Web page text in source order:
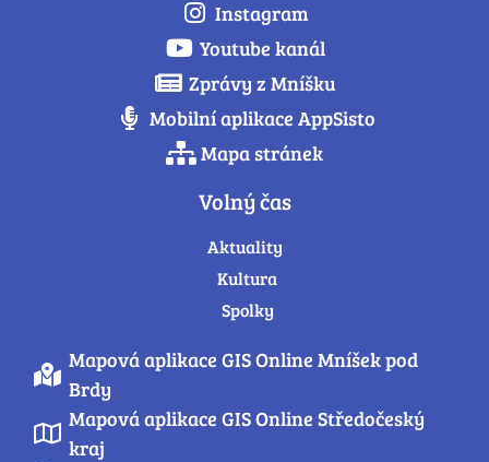
Instagram
Youtube kanál
Zprávy z Mníšku
Mobilní aplikace AppSisto
Mapa stránek
Volný čas
Aktuality
Kultura
Spolky
Mapová aplikace GIS Online Mníšek pod
Brdy
Mapová aplikace GIS Online Středočeský
kraj